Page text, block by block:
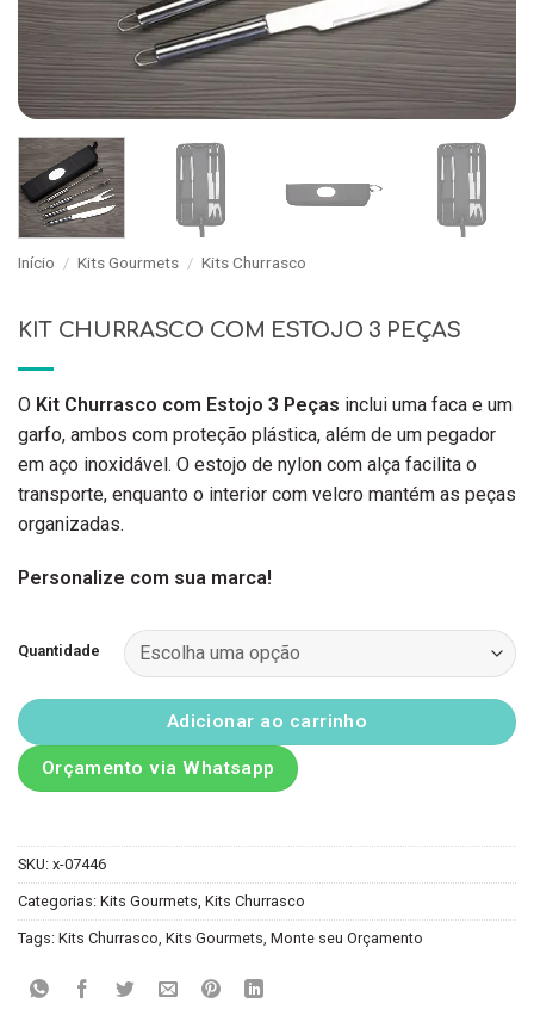
Início / Kits Gourmets / Kits Churrasco
KIT CHURRASCO COM ESTOJO 3 PEÇAS
O Kit Churrasco com Estojo 3 Peças inclui uma faca e um
garfo, ambos com proteção plástica, além de um pegador
em aço inoxidável. O estojo de nylon com alça facilita o
transporte, enquanto o interior com velcro mantém as peças
organizadas.
Personalize com sua marca!
Quantidade
Adicionar ao carrinho
Orçamento via Whatsapp
SKU: x-07446
Categorias: Kits Gourmets Kits Churrasco
Tags: Kits Churrasco Kits Gourmets Monte seu Orçamento